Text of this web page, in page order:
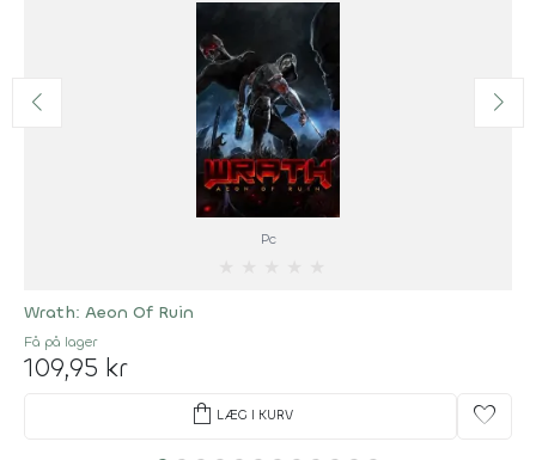
Pc
Wrath: Aeon Of Ruin
Få på lager
109,95 kr
shopping_bag LÆG I KURV favorite